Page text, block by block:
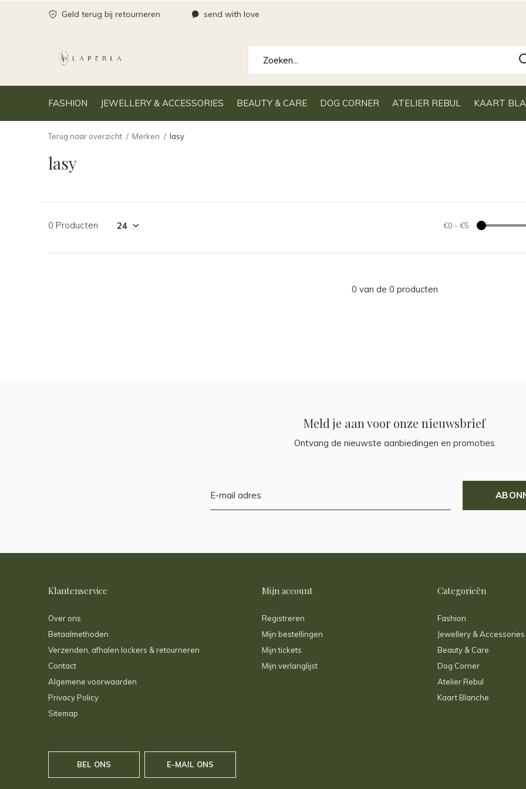
FASHION JEWELLERY & ACCESSORIES BEAUTY & CARE DOG CORNER ATELIER REBUL KAART
Geld terug bij retourneren send with love
Terug naar overzicht Merken lasy
lasy
0 Producten €0 - €5
0 van de 0 producten
Meld je aan voor onze nieuwsbrief
Ontvang de nieuwste aanbiedingen en promoties
Klantenservice
Over ons
Betaalmethoden
Verzenden, afhalen lockers & retourneren
Contact
Algemene voorwaarden
Privacy Policy
Sitemap
Mijn account
Registreren
Mijn bestellingen
Mijn tickets
Mijn verlanglijst
Categorieën
Fashion
Jewellery & Accessories
Beauty & Care
Dog Corner
Atelier Rebul
Kaart Blanche
BEL ONS E-MAIL ONS